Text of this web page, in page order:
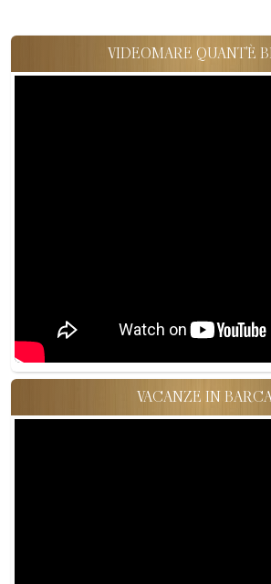
VIDEOMARE QUANT'È
VACANZE IN